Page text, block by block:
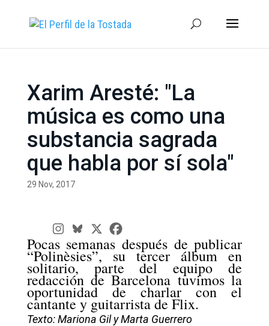
Xarim Aresté: "La
música es como una
substancia sagrada
que habla por sí sola"
29 Nov, 2017
Pocas semanas después de publicar
“Polinèsies”,su tercer álbum en
solitario, parte del equipo de
redacción de Barcelona tuvimos la
oportunidad de charlar con el
cantante y guitarrista de Flix.
Texto: Mariona Gil y Marta Guerrero